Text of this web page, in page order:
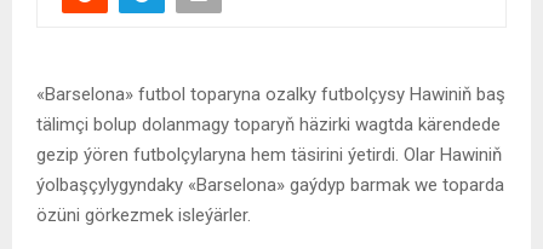
«Barselona» futbol toparyna ozalky futbolçysy Hawiniň baş
tälimçi bolup dolanmagy toparyň häzirki wagtda kärendede
gezip ýören futbolçylaryna hem täsirini ýetirdi. Olar Hawiniň
ýolbaşçylygyndaky «Barselona» gaýdyp barmak we toparda
özüni görkezmek isleýärler.